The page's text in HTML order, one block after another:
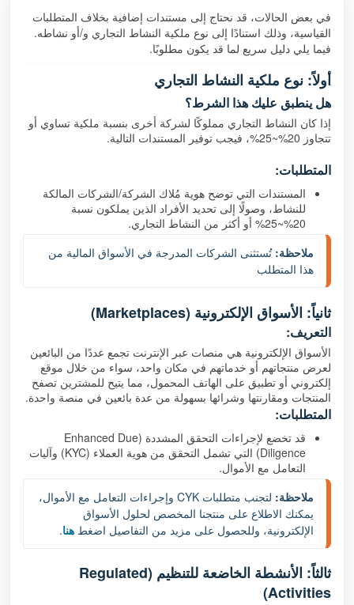
في بعض الحالات، قد نحتاج إلى مستندات إضافية بخلاف المتطلبات
القياسية، وذلك استنادًا إلى نوع ملكية النشاط التجاري و/أو نشاطه.
فيما يلي دليل سريع لما قد يكون مطلوبًا.
أولاً: نوع ملكية النشاط التجاري
هل ينطبق عليك هذا الشرط؟
إذا كان النشاط التجاري مملوكًا لشركة أخرى بنسبة ملكية تساوي أو
تتجاوز 20%~25%، فيجب توفير المستندات التالية.
المتطلبات:
المستندات التي توضح هوية مُلاك الشركة/الشركات المالكة
للنشاط، وصولًا إلى تحديد الأفراد الذين يملكون نسبة
20%~25% أو أكثر من النشاط التجاري.
ملاحظة:
هذا المتطلب
ثانياً: الأسواق الإلكترونية (Marketplaces)
التعريف:
الأسواق الإلكترونية هي منصات عبر الإنترنت تجمع عددًا من البائعين
لعرض منتجاتهم أو خدماتهم في مكان واحد، سواء من خلال موقع
إلكتروني أو تطبيق على الهاتف المحمول، مما يتيح للمشترين تصفح
المنتجات ومقارنتها وشرائها بسهولة من عدة بائعين في منصة واحدة.
المتطلبات:
قد تخضع لإجراءات التحقق المشددة (Enhanced Due
Diligence) التي تشمل التحقق من هوية العملاء (KYC) وآليات
التعامل مع الأموال.
ملاحظة:
الإلكترونية، وللحصول على مزيد من التفاصيل اضغط هنا.
ثالثاً: الأنشطة الخاضعة للتنظيم (Regulated
Activities)